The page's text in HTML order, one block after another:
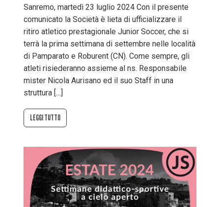
Sanremo, martedì 23 luglio 2024 Con il presente
comunicato la Società è lieta di ufficializzare il
ritiro atletico prestagionale Junior Soccer, che si
terrà la prima settimana di settembre nelle località
di Pamparato e Roburent (CN). Come sempre, gli
atleti risiederanno assieme al ns. Responsabile
mister Nicola Aurisano ed il suo Staff in una
struttura […]
LEGGI TUTTO